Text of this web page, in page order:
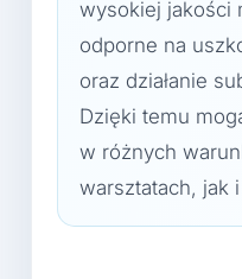
wysokiej jakości
odporne na
oraz działanie
Dzięki temu
w różnych
warsztatach, jak